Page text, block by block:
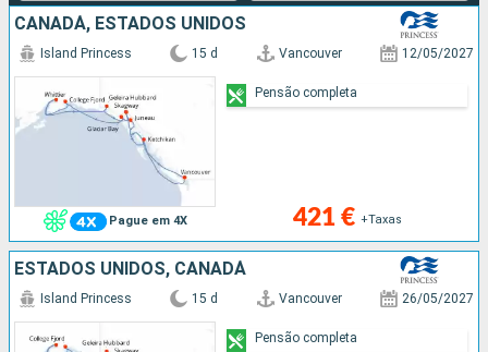
CANADÁ, ESTADOS UNIDOS
Pague em 4X
Island Princess 15 d Vancouver 12/05/2027
421 € +Taxas
Pensão completa
ESTADOS UNIDOS, CANADÁ
Island Princess 15 d Vancouver 26/05/2027
Pensão completa